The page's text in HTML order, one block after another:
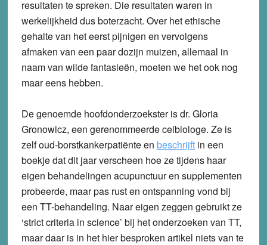
resultaten te spreken. Die resultaten waren in
werkelijkheid dus boterzacht. Over het ethische
gehalte van het eerst pijnigen en vervolgens
afmaken van een paar dozijn muizen, allemaal in
naam van wilde fantasieën, moeten we het ook nog
maar eens hebben.
De genoemde hoofdonderzoekster is dr. Gloria
Gronowicz, een gerenommeerde celbiologe. Ze is
zelf oud-borstkankerpatiënte en beschrijftin een
boekje dat dit jaar verscheen hoe ze tijdens haar
eigen behandelingen acupunctuur en supplementen
probeerde, maar pas rust en ontspanning vond bij
een TT-behandeling. Naar eigen zeggen gebruikt ze
‘strict criteria in science’ bij het onderzoeken van TT,
maar daar is in het hier besproken artikel niets van te